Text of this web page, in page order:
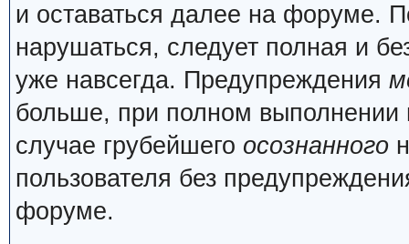
и оставаться далее на форуме.
нарушаться, следует полная и
уже навсегда. Предупреждения
больше, при полном
случае грубейшего осознанного
пользователя без
форуме.